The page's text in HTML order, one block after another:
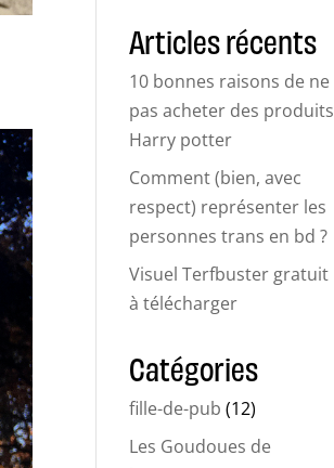
Articles récents
10 bonnes raisons de ne
pas acheter des produits
Harry potter
Comment (bien, avec
respect) représenter les
personnes trans en bd ?
Visuel Terfbuster gratuit
à télécharger
Catégories
fille-de-pub (12)
Les Goudoues de